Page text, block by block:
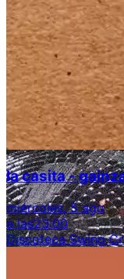
la casita -
miércoles, 5 ago
a las23:00
Discoteca Swing